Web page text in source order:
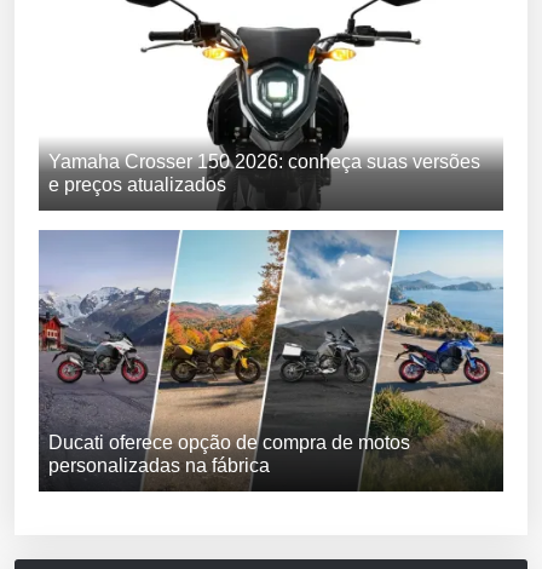
Yamaha Crosser 150 2026: conheça suas versões
e preços atualizados
Ducati oferece opção de compra de motos
personalizadas na fábrica